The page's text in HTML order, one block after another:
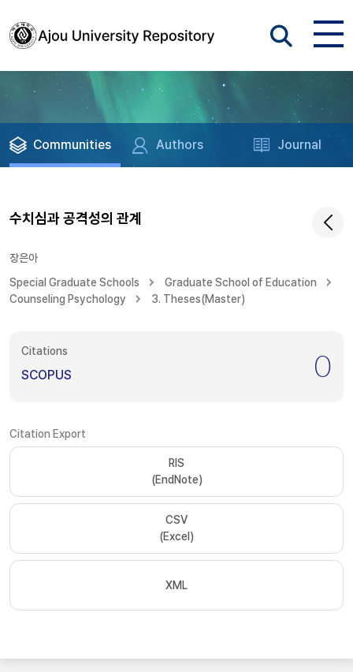
Communities Authors Journal
수치심과 공격성의 관계
장은아
Special Graduate Schools
Graduate School of Education
Counseling Psychology
3. Theses(Master)
Citations
SCOPUS 0
Citation Export
RIS
(EndNote)
CSV
(Excel)
XML